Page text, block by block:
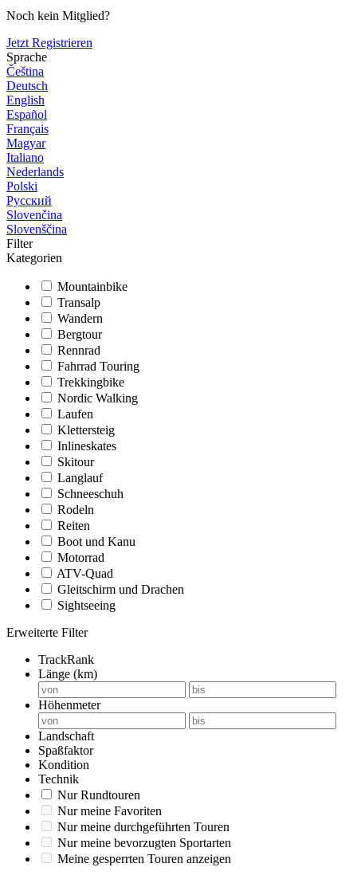
Noch kein Mitglied?
Jetzt Registrieren
Sprache
Čeština
Deutsch
English
Español
Français
Magyar
Italiano
Nederlands
Polski
Русский
Slovenčina
Slovenščina
Filter
Kategorien
Mountainbike
Transalp
Wandern
Bergtour
Rennrad
Fahrrad Touring
Trekkingbike
Nordic Walking
Laufen
Klettersteig
Inlineskates
Skitour
Langlauf
Schneeschuh
Rodeln
Reiten
Boot und Kanu
Motorrad
ATV-Quad
Gleitschirm und Drachen
Sightseeing
Erweiterte Filter
TrackRank
Länge (km)
Höhenmeter
Landschaft
Spaßfaktor
Kondition
Technik
Nur Rundtouren
Nur meine Favoriten
Nur meine durchgeführten Touren
Nur meine bevorzugten Sportarten
Meine gesperrten Touren anzeigen